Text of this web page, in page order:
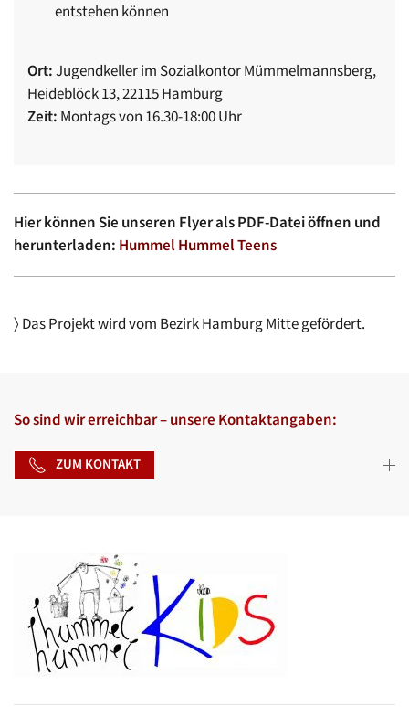
entstehen können
Ort:Jugendkeller im Sozialkontor Mümmelmannsberg,
Heideblöck 13, 22115 Hamburg
Zeit: Montags von 16.30-18:00 Uhr
Hier können Sie unseren Flyer als PDF-Datei öffnen und
herunterladen: Hummel Hummel Teens
〉 Das Projekt wird vom Bezirk Hamburg Mitte gefördert.
So sind wir erreichbar – unsere Kontaktangaben:
ZUM KONTAKT